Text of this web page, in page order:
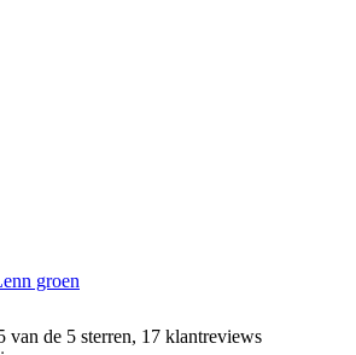
groen
van de 5 sterren, 17 klantreviews